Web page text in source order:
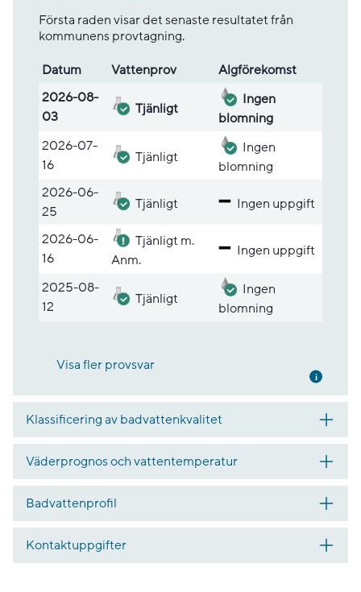
Första raden visar det senaste resultatet från
kommunens provtagning.
Lista med provsvar
Datum Vatten­prov
Alg­före­komst
2026-08-
03
Tjänligt
Ingen
blomning
2026-07-
16
Tjänligt
Ingen
blomning
2026-06-
25
Tjänligt Ingen uppgift
2026-06-
16
Tjänligt m.
Anm.
Ingen uppgift
2025-08-
12
Tjänligt
Ingen
blomning
Visa fler provsvar Mer
Klassificering av badvattenkvalitet
Väderprognos och vattentemperatur
Badvattenprofil
Kontaktuppgifter